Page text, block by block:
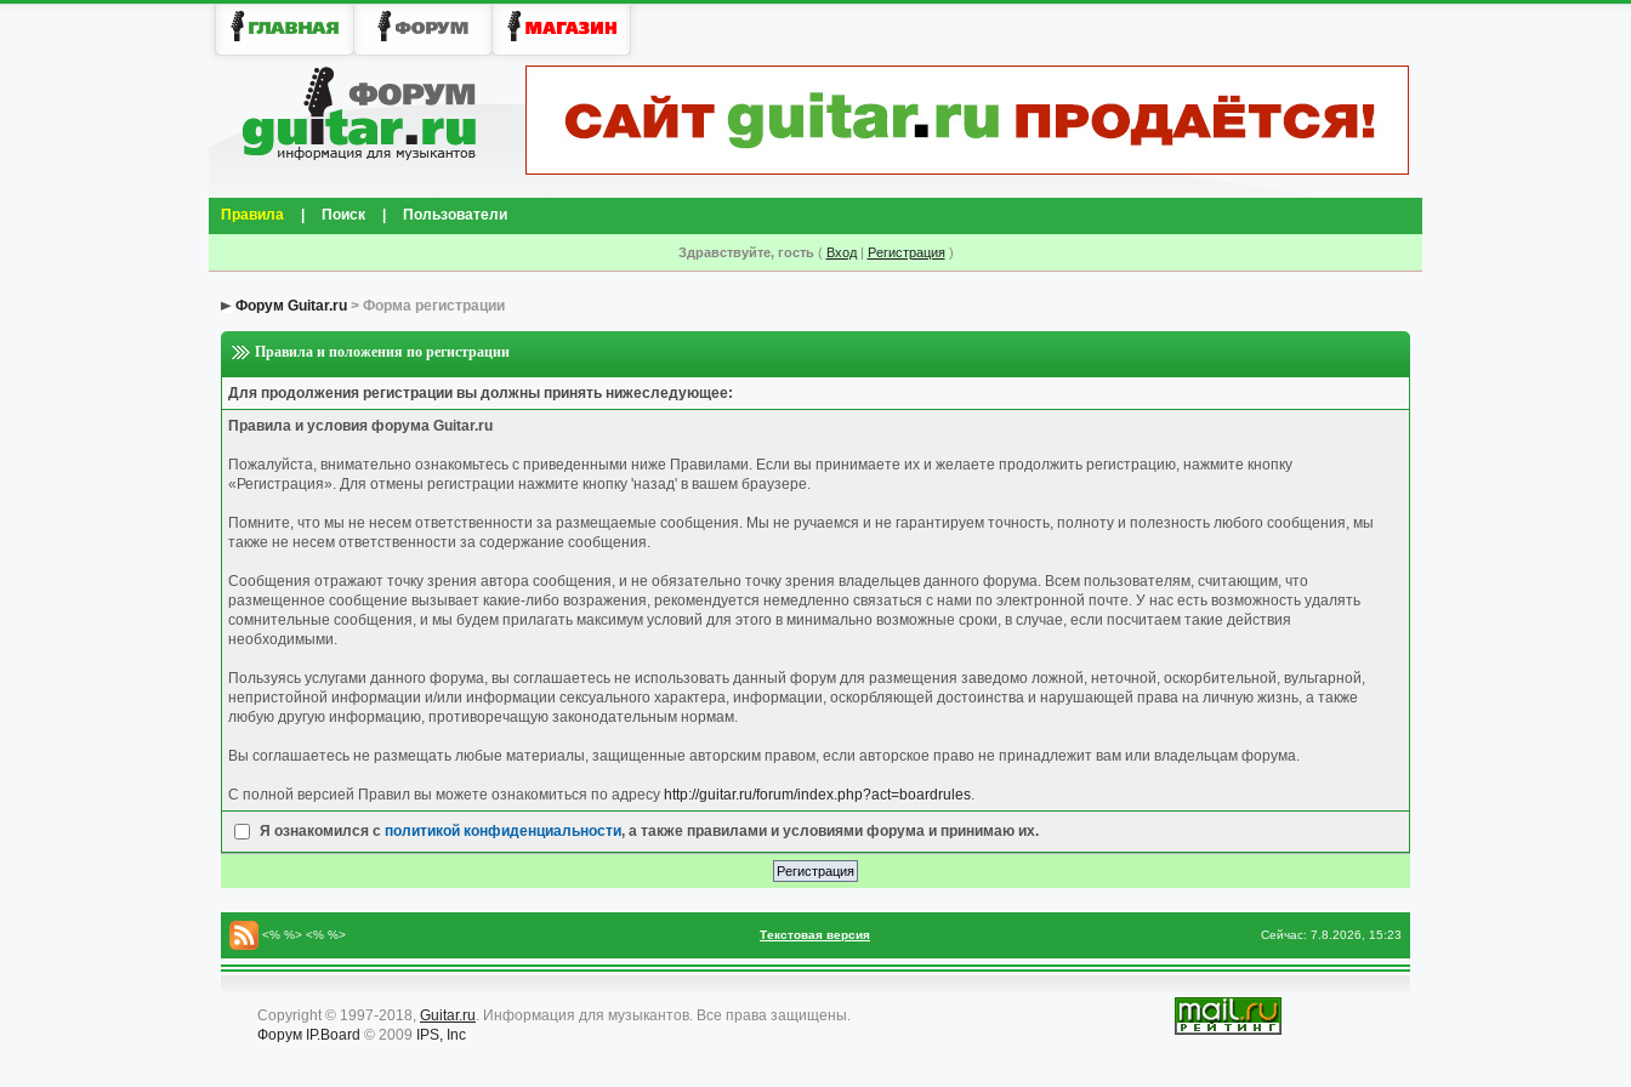
Правила Поиск Пользователи
Здравствуйте, гость( Вход| Регистрация)
Форум Guitar.ru > Форма регистрации
Правила и положения по регистрации
Для продолжения регистрации вы должны принять нижеследующее:
Правила и условия форума Guitar.ru
Пожалуйста, внимательно ознакомьтесь с приведенными ниже Правилами. Если вы принимаете их и желаете продолжить регистрацию, нажмите кнопку
«Регистрация». Для отмены регистрации нажмите кнопку 'назад' в вашем браузере.
Помните, что мы не несем ответственности за размещаемые сообщения. Мы не ручаемся и не гарантируем точность, полноту и полезность любого сообщения, мы
также не несем ответственности за содержание сообщения.
Сообщения отражают точку зрения автора сообщения, и не обязательно точку зрения владельцев данного форума. Всем пользователям, считающим, что
размещенное сообщение вызывает какие-либо возражения, рекомендуется немедленно связаться с нами по электронной почте. У нас есть возможность удалять
сомнительные сообщения, и мы будем прилагать максимум условий для этого в минимально возможные сроки, в случае, если посчитаем такие действия
необходимыми.
Пользуясь услугами данного форума, вы соглашаетесь не использовать данный форум для размещения заведомо ложной, неточной, оскорбительной, вульгарной,
непристойной информации и/или информации сексуального характера, информации, оскорбляющей достоинства и нарушающей права на личную жизнь, а также
любую другую информацию, противоречащую законодательным нормам.
Вы соглашаетесь не размещать любые материалы, защищенные авторским правом, если авторское право не принадлежит вам или владельцам форума.
С полной версией Правил вы можете ознакомиться по адресу http://guitar.ru/forum/index.php?act=boardrules.
Я ознакомился с политикой конфиденциальности, а также правилами и условиями форума и принимаю их.
<% %> <% %> Текстовая версия Сейчас: 7.8.2026, 15:23
Copyright © 1997-2018, Guitar.ru. Информация для музыкантов. Все права защищены.
Форум IP.Board © 2009 IPS, Inc